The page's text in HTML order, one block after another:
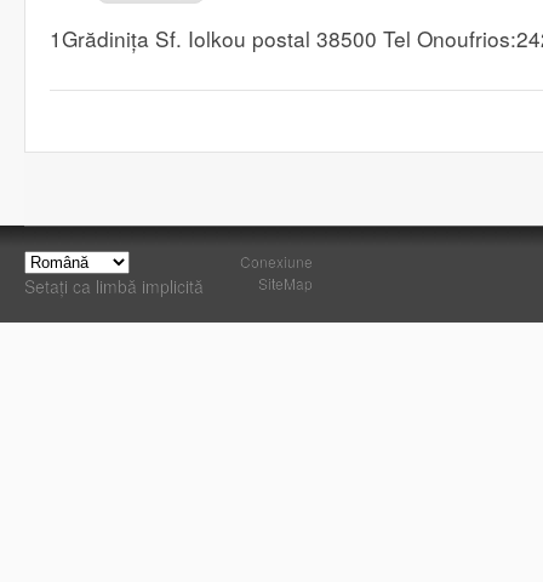
1Grădinița Sf. Iolkou postal 38500 Tel
Setați ca limbă implicită
Conexiune
SiteMap